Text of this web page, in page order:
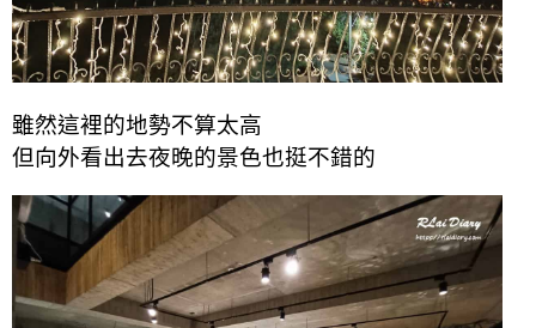
雖然這裡的地勢不算太高
但向外看出去夜晚的景色也挺不錯的